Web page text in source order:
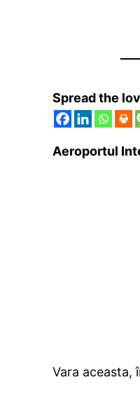
Spread the
Aeroportul
Vara aceasta,